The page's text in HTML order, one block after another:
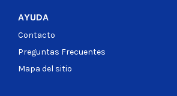
AYUDA
Contacto
Preguntas Frecuentes
Mapa del sitio